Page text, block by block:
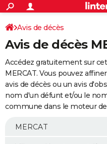
ACTUALITÉS
Politique
Société
Faits Divers
Education
Monde
Villes
+
SPORT
Coupe du monde 2026
Football
Tennis
Cyclisme
Rugby
Forum
Programme TV
TNT
Streaming
Cinéma
Sorties cinéma
Musique
+
FINANCE
Retraite
Epargne
Immobilier
Risques naturels par ville
Banque
Assurance
AUTO
Essais
Réserver un essai
Citadines
Berlines
SUV
Forum auto
+
Mobiles
Meilleur smartphone
Internet
Ordinateurs
Jeux vidéo
Guide high-tech
Avis de décès
Avis de décès
Accédez gratuitement sur
MERCAT. Vous pouvez
avis de décès ou un avis
nom d'un défunt et/ou le
commune dans le moteur